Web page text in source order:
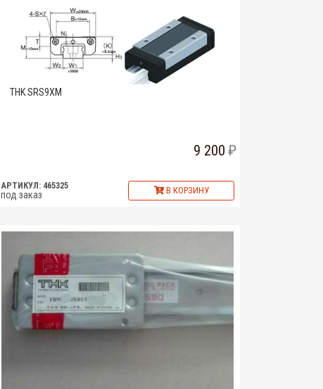
THK SRS9XM
9 200
АРТИКУЛ: 465325
под заказ В КОРЗИНУ